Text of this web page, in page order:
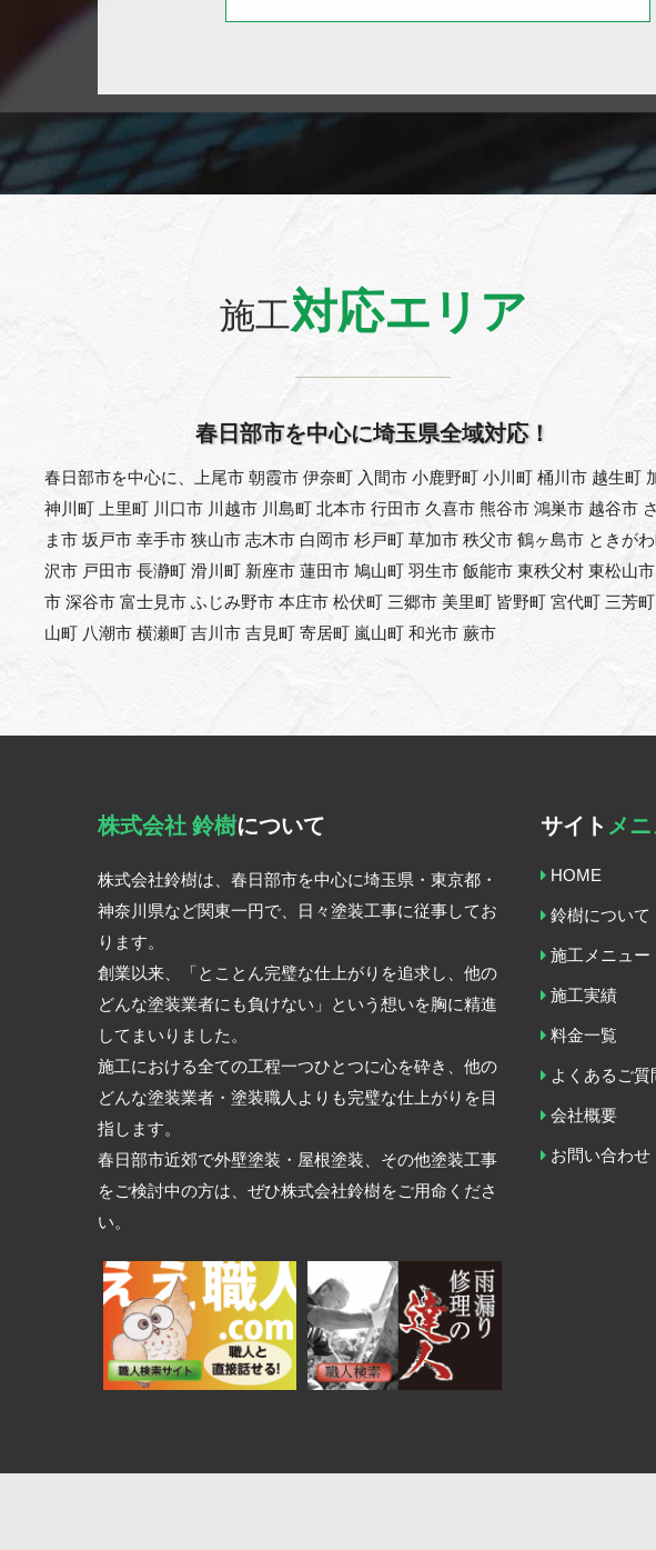
施工対応エリア
春日部市を中心に埼玉県全域対応！
春日部市を中心に、上尾市 朝霞市 伊奈町 入間市 小鹿野町 小川町 桶川市 越生町
神川町 上里町 川口市 川越市 川島町 北本市 行田市 久喜市 熊谷市 鴻巣市 越谷市
ま市 坂戸市 幸手市 狭山市 志木市 白岡市 杉戸町 草加市 秩父市 鶴ヶ島市 ときが
沢市 戸田市 長瀞町 滑川町 新座市 蓮田市 鳩山町 羽生市 飯能市 東秩父村 東松山
市 深谷市 富士見市 ふじみ野市 本庄市 松伏町 三郷市 美里町 皆野町 宮代町 三芳
山町 八潮市 横瀬町 吉川市 吉見町 寄居町 嵐山町 和光市 蕨市
株式会社 鈴樹について
株式会社鈴樹は、春日部市を中心に埼玉県・東京都・
神奈川県など関東一円で、日々塗装工事に従事してお
ります。
創業以来、「とことん完璧な仕上がりを追求し、他の
どんな塗装業者にも負けない」という想いを胸に精進
してまいりました。
施工における全ての工程一つひとつに心を砕き、他の
どんな塗装業者・塗装職人よりも完璧な仕上がりを目
指します。
春日部市近郊で外壁塗装・屋根塗装、その他塗装工事
をご検討中の方は、ぜひ株式会社鈴樹をご用命くださ
い。
サイト メ
HOME
鈴樹について
施工メニュー
施工実績
料金一覧
よくあるご質
会社概要
お問い合わせ